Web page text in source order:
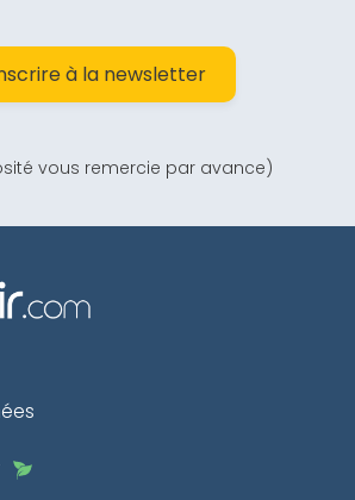
à la newsletter
vous remercie par avance)